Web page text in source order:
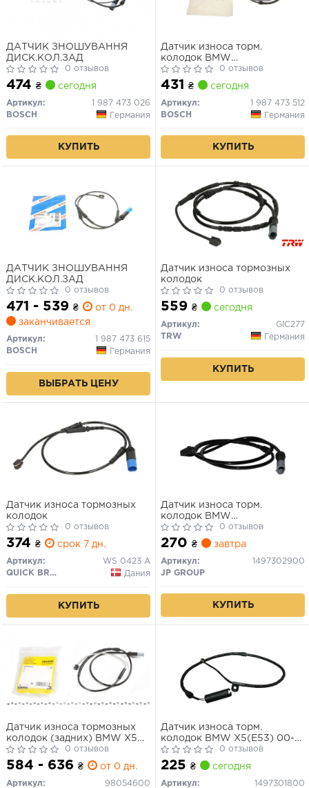
ДАТЧИК ЗНОШУВАННЯ
ДИСК.КОЛ.ЗАД
0 отзывов
474 ₴ сегодня
Артикул:
1 987 473 026
BOSCH
Германия
КУПИТЬ
Датчик износа торм.
колодок BMW
X5(F15)/X6(E71) 08- задн.
0 отзывов
431 ₴ сегодня
Артикул:
1 987 473 512
BOSCH
Германия
КУПИТЬ
ДАТЧИК ЗНОШУВАННЯ
ДИСК.КОЛ.ЗАД
0 отзывов
471 - 539 ₴
от 0 дн.
заканчивается
Артикул:
1 987 473 615
BOSCH
Германия
ВЫБРАТЬ ЦЕНУ
Датчик износа тормозных
колодок
0 отзывов
559 ₴ сегодня
Артикул:
GIC277
TRW
Германия
КУПИТЬ
Датчик износа тормозных
колодок
0 отзывов
374 ₴ срок 7 дн.
Артикул:
WS 0423 A
QUICK BRAKE
Дания
КУПИТЬ
Датчик износа торм.
колодок BMW
X6(E71)/X5(E70) -10 3.0/4.8
задн.
0 отзывов
270 ₴ завтра
Артикул:
1497302900
JP GROUP
КУПИТЬ
Датчик износа тормозных
колодок (задних) BMW X5
(E70)/X6 (E71/E72) 07-
0 отзывов
584 - 636 ₴ от 0 дн.
Артикул:
98054600
Датчик износа торм.
колодок BMW X5(E53) 00-
передн.
0 отзывов
225 ₴ сегодня
Артикул:
1497301800